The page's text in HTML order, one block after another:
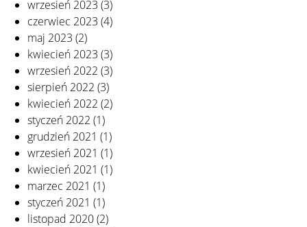
wrzesień 2023 (3)
czerwiec 2023 (4)
maj 2023 (2)
kwiecień 2023 (3)
wrzesień 2022 (3)
sierpień 2022 (3)
kwiecień 2022 (2)
styczeń 2022 (1)
grudzień 2021 (1)
wrzesień 2021 (1)
kwiecień 2021 (1)
marzec 2021 (1)
styczeń 2021 (1)
listopad 2020(2)